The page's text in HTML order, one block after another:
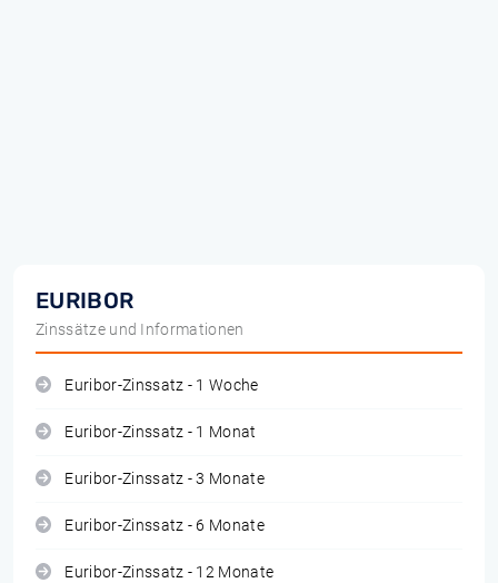
EURIBOR
Zinssätze und Informationen
Euribor-Zinssatz - 1 Woche
Euribor-Zinssatz - 1 Monat
Euribor-Zinssatz - 3 Monate
Euribor-Zinssatz - 6 Monate
Euribor-Zinssatz - 12 Monate